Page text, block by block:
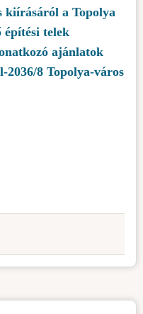
kiírásáról a Topolya
építési telek
ajánlatok
2036/8 Topolya-város